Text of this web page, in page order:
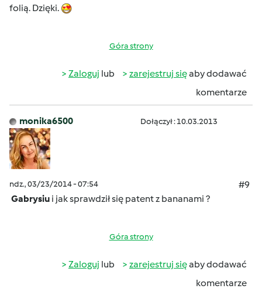
folią. Dzięki.
Góra strony
Zaloguj lub zarejestruj sięaby dodawać
komentarze
monika6500 Dołączył : 10.03.2013
ndz., 03/23/2014 - 07:54
#9
Gabrysiu i jak sprawdził się patent z bananami ?
Góra strony
Zaloguj lub zarejestruj sięaby dodawać
komentarze